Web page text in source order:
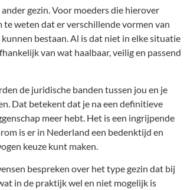
gezin. Voor moeders die hierover
te weten dat er verschillende vormen van
bestaan. Al is dat niet in elke situatie
van wat haalbaar, veilig en passend
de juridische banden tussen jou en je
Dat betekent dat je na een definitieve
meer hebt. Het is een ingrijpende
is er in Nederland een bedenktijd en
keuze kunt maken.
bespreken over het type gezin dat bij
in de praktijk wel en niet mogelijk is